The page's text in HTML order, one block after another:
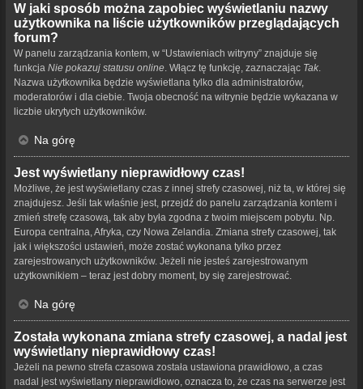
W jaki sposób można zapobiec wyświetlaniu nazwy
użytkownika na liście użytkowników przeglądających
forum?
W panelu zarządzania kontem, w “Ustawieniach witryny” znajduje się
funkcja Nie pokazuj statusu online . Włącz tę funkcję, zaznaczając Tak
Nazwa użytkownika będzie wyświetlana tylko dla administratorów,
moderatorów i dla ciebie. Twoja obecność na witrynie będzie wykazana w
liczbie ukrytych użytkowników.
Na górę
Jest wyświetlany nieprawidłowy czas!
Możliwe, że jest wyświetlany czas z innej strefy czasowej, niż ta, w której się
znajdujesz. Jeśli tak właśnie jest, przejdź do panelu zarządzania kontem i
zmień strefę czasową, tak aby była zgodna z twoim miejscem pobytu. Np.
Europa centralna, Afryka, czy Nowa Zelandia. Zmiana strefy czasowej, tak
jak i większości ustawień, może zostać wykonana tylko przez
zarejestrowanych użytkowników. Jeżeli nie jesteś zarejestrowanym
użytkownikiem – teraz jest dobry moment, by się zarejestrować.
Na górę
Została wykonana zmiana strefy czasowej, a nadal jest
wyświetlany nieprawidłowy czas!
Jeżeli na pewno strefa czasowa została ustawiona prawidłowo, a czas
nadal jest wyświetlany nieprawidłowo, oznacza to, że czas na serwerze jest